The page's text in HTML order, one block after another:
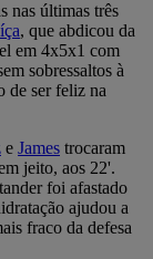
nas últimas três
, que abdicou da
em 4x5x1 com
sobressaltos à
de ser feliz na
e James trocaram
jeito, aos 22'.
foi afastado
ajudou a
fraco da defesa